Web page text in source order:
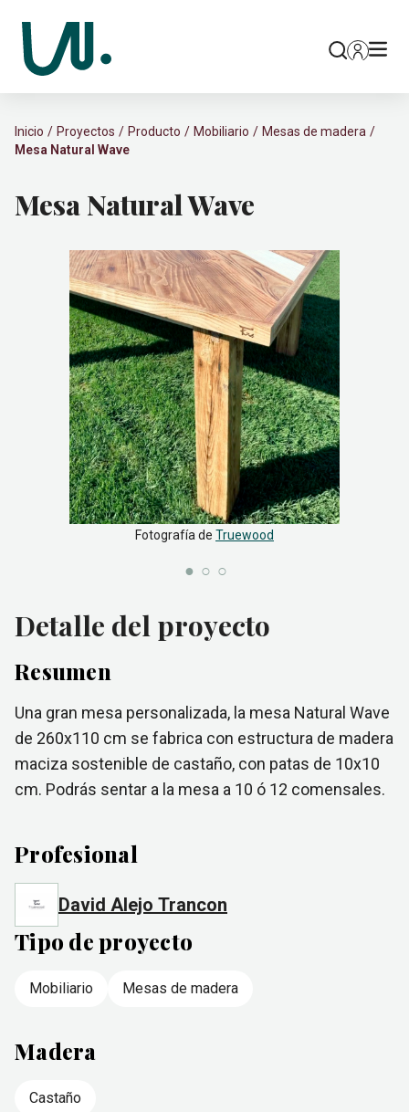
Inicio Proyectos Producto Mobiliario
Mesas de madera
Mesa Natural Wave
Mesa Natural Wave
Fotografía de Truewood
Detalle del proyecto
Resumen
Una gran mesa personalizada, la mesa Natural Wave
de 260x110 cm se fabrica con estructura de madera
maciza sostenible de castaño, con patas de 10x10
cm. Podrás sentar a la mesa a 10 ó 12 comensales.
Profesional
David Alejo Trancon
Tipo de proyecto
Mobiliario Mesas de madera
Madera
Castaño